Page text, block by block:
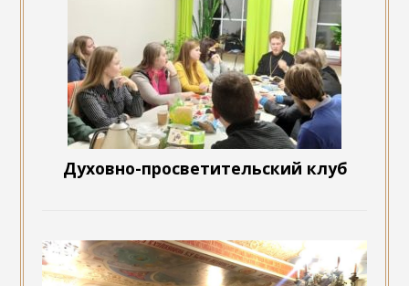
Духовно-просветительский клуб